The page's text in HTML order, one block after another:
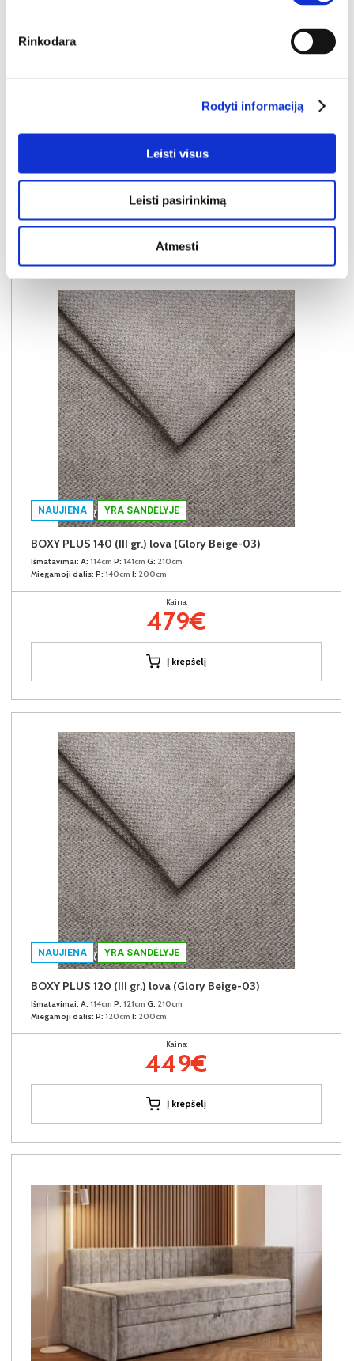
Rinkodara
Rodyti informaciją
Leisti visus
Leisti pasirinkimą
Atmesti
460€
Skirtumas tarp užsakomų ir sandėlyje
- 31€
Kaina galioja sandėlyje esančioms prekėms
429€
Į krepšelį
NAUJIENA YRA SANDĖLYJE
BOXY PLUS 140 (III gr.) lova (Glory Beige-03)
Išmatavimai: A: 114cm P: 141cm G: 210cm
Miegamoji dalis: P: 140cm I: 200cm
Kaina:
479€
Į krepšelį
NAUJIENA YRA SANDĖLYJE
BOXY PLUS 120 (III gr.) lova (Glory Beige-03)
Išmatavimai: A: 114cm P: 121cm G: 210cm
Miegamoji dalis: P: 120cm I: 200cm
Kaina:
449€
Į krepšelį